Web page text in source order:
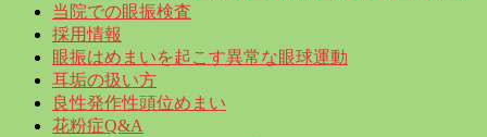
当院での眼振検査
採用情報
眼振はめまいを起こす異常な眼球運動
耳垢の扱い方
良性発作性頭位めまい
花粉症Q&A